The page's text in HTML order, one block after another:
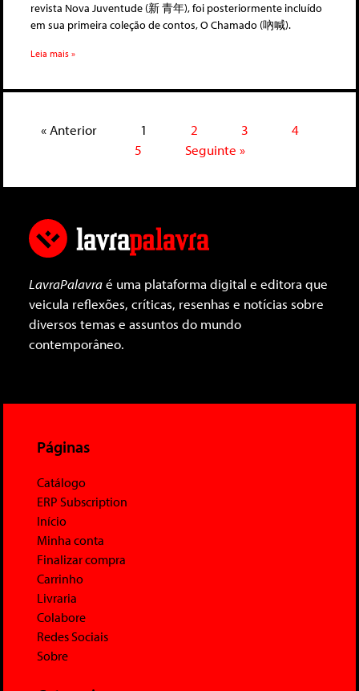
revista Nova Juventude (新 青年), foi posteriormente incluído
em sua primeira coleção de contos, O Chamado (吶喊).
Leia mais »
« Anterior 1 2 3
4
5
Seguinte »
LavraPalavraé uma plataforma digital e editora que
veicula reflexões, críticas, resenhas e notícias sobre
diversos temas e assuntos do mundo
contemporâneo.
Páginas
Catálogo
ERP Subscription
Início
Minha conta
Finalizar compra
Carrinho
Livraria
Colabore
Redes Sociais
Sobre